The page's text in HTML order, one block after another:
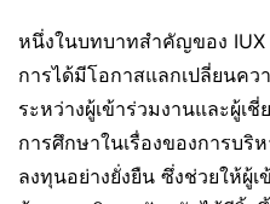
หนึ่งในบทบาทสำคัญของ
การได้มีโอกาสแลกเปลี่ยนค
ระหว่างผู้เข้าร่วมงานและผู้เ
การศึกษาในเรื่องของการบริ
ลงทุนอย่างยั่งยืน ซึ่งช่วยให้ผู้